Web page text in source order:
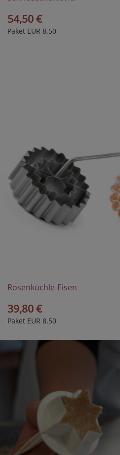
54,50 €
Paket EUR 8,50
Rosenküchle-Eisen
39,80 €
Paket EUR 8,50